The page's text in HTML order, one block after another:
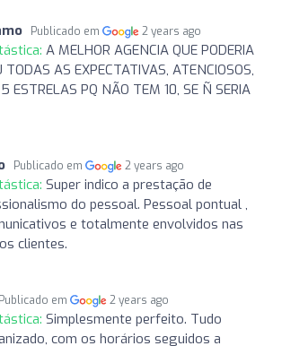
Publicado em 2 years ago
A MELHOR AGENCIA QUE PODERIA
TODAS AS EXPECTATIVAS, ATENCIOSOS,
ESTRELAS PQ NÃO TEM 10, SE Ñ SERIA
Publicado em 2 years ago
Super indico a prestação de
do pessoal. Pessoal pontual ,
e totalmente envolvidos nas
clientes.
Publicado em 2 years ago
Simplesmente perfeito. Tudo
com os horários seguidos a